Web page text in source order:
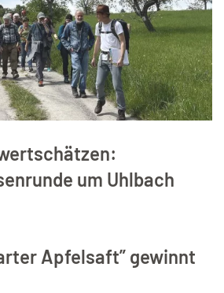
um Uhlbach
Apfelsaft” gewinnt